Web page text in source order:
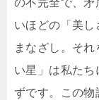
の不完全で、矛
いほどの「美
まなざし。そ
い星」は私た
ずです。この物